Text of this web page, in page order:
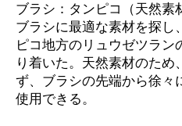
ブラシ：タンピコ（天然素
ブラシに最適な素材を探し
ピコ地方のリュウゼツラ
り着いた。天然素材のた
ず、ブラシの先端から徐々
使用できる。